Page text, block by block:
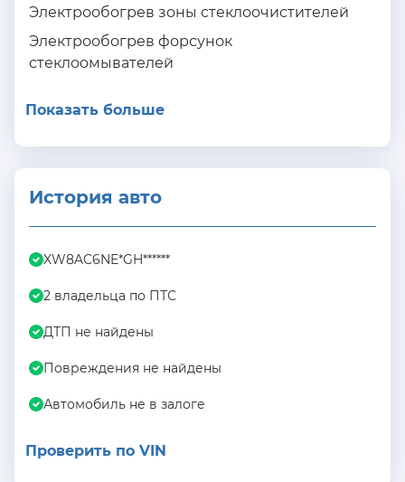
Электрообогрев зоны стеклоочистителей
Электрообогрев форсунок
стеклоомывателей
Показать больше
История авто
XW8AC6NE*GH******
2 владельца по ПТС
ДТП не найдены
Повреждения не найдены
Автомобиль не в залоге
Проверить по VIN